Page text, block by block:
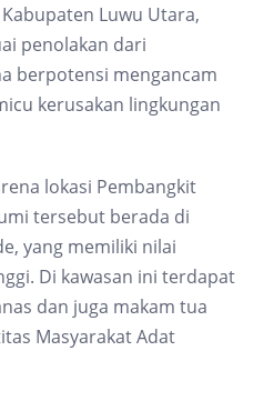
Luwu Utara,
penolakan dari
berpotensi mengancam
kerusakan lingkungan
lokasi Pembangkit
tersebut berada di
yang memiliki nilai
Di kawasan ini terdapat
dan juga makam tua
Masyarakat Adat